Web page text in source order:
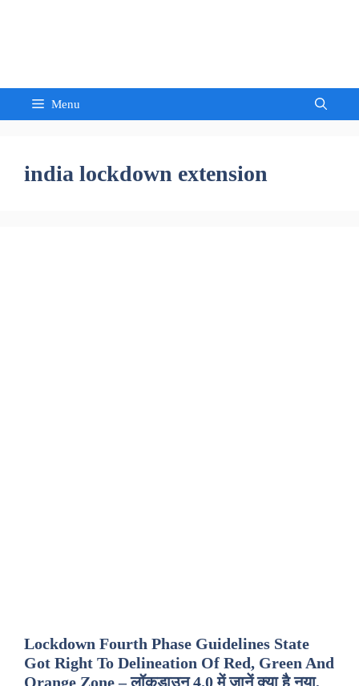
Menu
india lockdown extension
Lockdown Fourth Phase Guidelines State
Got Right To Delineation Of Red, Green And
Orange Zone – लॉकडाउन 4.0 में जानें क्या है नया,